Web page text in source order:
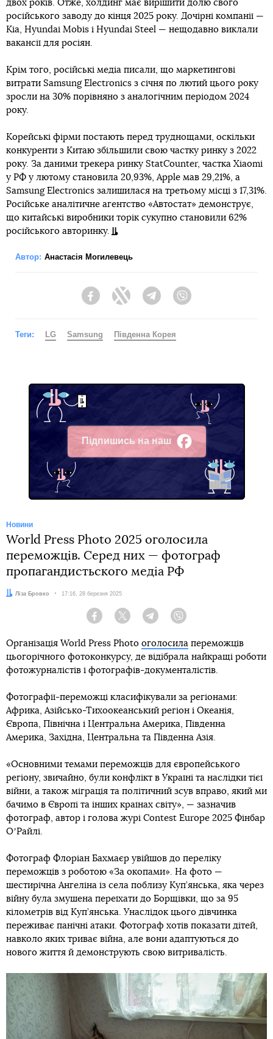
двох років. Отже, холдинг має вирішити долю свого
російського заводу до кінця 2025 року. Дочірні компанії —
Kia, Hyundai Mobis і Hyundai Steel — нещодавно виклали
вакансії для росіян.
Крім того, російські медіа писали, що маркетингові
витрати Samsung Electronics з січня по лютий цього року
зросли на 30% порівняно з аналогічним періодом 2024
року.
Корейські фірми постають перед труднощами, оскільки
конкуренти з Китаю збільшили свою частку ринку з 2022
року. За даними трекера ринку StatCounter, частка Xiaomi
у РФ у лютому становила 20,93%, Apple мав 29,21%, а
Samsung Electronics залишилася на третьому місці з 17,31%.
Російське аналітичне агентство «Автостат» демонструє,
що китайські виробники торік сукупно становили 62%
російського авторинку.
Автор: Анастасія Могилевець
FacebookTwitter Telegram
Теги: LG Samsung Південна Корея
Підпишись на наш
Facebook
Новини
World Press Photo 2025 оголосила
переможців. Серед них — фотограф
пропагандистьского медіа РФ
Автор:
Ліза Бровко Дата:
17:16, 28 березня 2025
Facebook Twitter Telegram
Організація World Press Photo оголосила переможців
цьогорічного фотоконкурсу, де відібрала найкращі роботи
фотожурналістів і фотографів-документалістів.
Фотографії-переможці класифікували за регіонами:
Африка, Азійсько-Тихоокеанський регіон і Океанія,
Європа, Північна і Центральна Америка, Південна
Америка, Західна, Центральна та Південна Азія.
«Основними темами переможців для європейського
регіону, звичайно, були конфлікт в Україні та наслідки тієї
війни, а також міграція та політичний зсув вправо, який ми
бачимо в Європі та інших країнах світу», — зазначив
фотограф, автор і голова журі Contest Europe 2025 Фінбар
ОʼРайлі.
Фотограф Флоріан Бахмаєр увійшов до переліку
переможців з роботою «За окопами». На фото —
шестирічна Ангеліна із села поблизу Куп’янська, яка через
війну була змушена переїхати до Борщівки, що за 95
кілометрів від Куп’янська. Унаслідок цього дівчинка
переживає панічні атаки. Фотограф хотів показати дітей,
навколо яких триває війна, але вони адаптуються до
нового життя й демонструють свою витривалість.